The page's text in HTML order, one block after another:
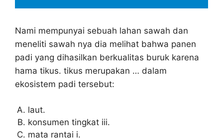
Nami mempunyai sebuah lahan sawah dan
meneliti sawah nya dia melihat bahwa panen
padi yang dihasilkan berkualitas buruk karena
hama tikus. tikus merupakan … dalam
ekosistem padi tersebut:
laut.
konsumen tingkat iii.
mata rantai i.